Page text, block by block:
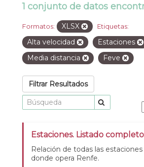
1 conjunto de datos
Formatos: XLSX Etiquetas:
Alta velocidad
Estaciones
Media distancia
Feve
Filtrar Resultados
Estaciones. Listado completo
Relación de todas las estaciones
donde opera Renfe.